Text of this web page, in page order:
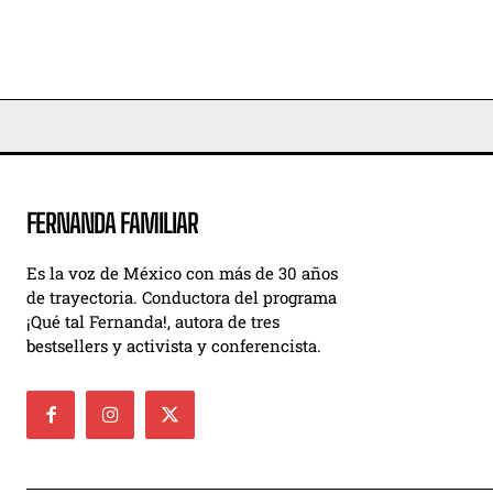
FERNANDA FAMILIAR
Es la voz de México con más de 30 años
de trayectoria. Conductora del programa
¡Qué tal Fernanda!, autora de tres
bestsellers y activista y conferencista.